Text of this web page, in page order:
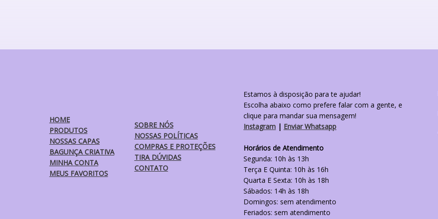
na
HOME
PRODUTOS
NOSSAS CAPAS
BAGUNÇA CRIATIVA
MINHA CONTA
MEUS FAVORITOS
SOBRE NÓS
NOSSAS POLÍTICAS
COMPRAS E PROTEÇÕES
TIRA DÚVIDAS
CONTATO
Estamos à disposição para te ajudar!
Escolha abaixo como prefere falar com a gente, e
clique para mandar sua mensagem!
Instagram | Enviar Whatsapp
Horários de Atendimento
Segunda: 10h às 13h
Terça E Quinta: 10h às 16h
Quarta E Sexta: 10h às 18h
Sábados: 14h às 18h
Domingos: sem atendimento
Feriados: sem atendimento